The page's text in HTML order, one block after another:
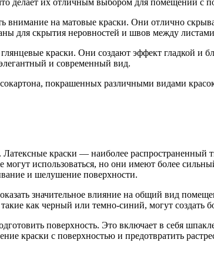
делает их отличным выбором для помещений
внимание на матовые краски. Они отлично
для скрытия неровностей и швов между
краски. Они создают эффект гладкой и
и современный вид.
покрашенных различными видами
краски — наиболее распространенный
использоваться, но они имеют более
и шелушение поверхности.
значительное влияние на общий вид
как черный или темно-синий, могут создать
поверхность. Это включает в себя
краски с поверхностью и предотвратить